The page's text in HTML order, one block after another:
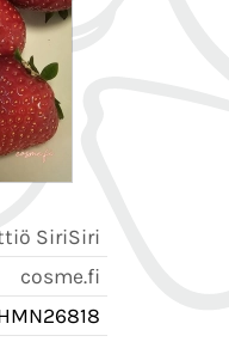
SiriSiri
cosme.fi